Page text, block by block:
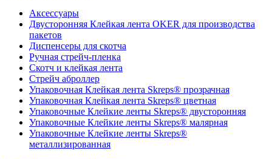
Аксессуары
Двусторонняя Клейкая лента OKER для производства
пакетов
Диспенсеры для скотча
Ручная стрейч-пленка
Скотч и клейкая лента
Стрейч аброллер
Упаковочная Клейкая лента Skreps® прозрачная
Упаковочная Клейкая лента Skreps® цветная
Упаковочные Клейкие ленты Skreps® двусторонняя
Упаковочные Клейкие ленты Skreps® малярная
Упаковочные Клейкие ленты Skreps®
металлизированная